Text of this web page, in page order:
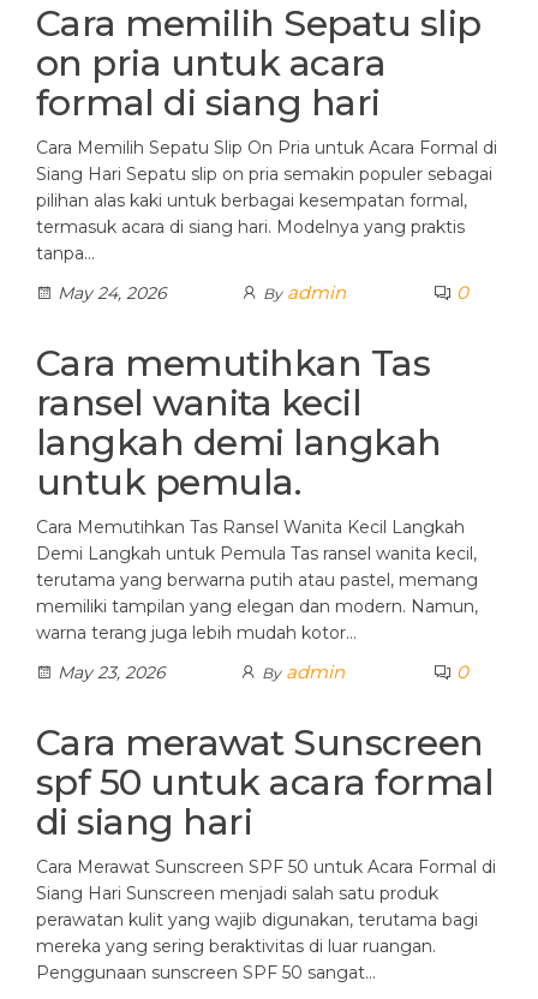
Cara memilih Sepatu slip
on pria untuk acara
formal di siang hari
Cara Memilih Sepatu Slip On Pria untuk Acara Formal di
Siang Hari Sepatu slip on pria semakin populer sebagai
pilihan alas kaki untuk berbagai kesempatan formal,
termasuk acara di siang hari. Modelnya yang praktis
tanpa…
May 24, 2026
By admin 0
Cara memutihkan Tas
ransel wanita kecil
langkah demi langkah
untuk pemula.
Cara Memutihkan Tas Ransel Wanita Kecil Langkah
Demi Langkah untuk Pemula Tas ransel wanita kecil,
terutama yang berwarna putih atau pastel, memang
memiliki tampilan yang elegan dan modern. Namun,
warna terang juga lebih mudah kotor…
May 23, 2026
By admin 0
Cara merawat Sunscreen
spf 50 untuk acara formal
di siang hari
Cara Merawat Sunscreen SPF 50 untuk Acara Formal di
Siang Hari Sunscreen menjadi salah satu produk
perawatan kulit yang wajib digunakan, terutama bagi
mereka yang sering beraktivitas di luar ruangan.
Penggunaan sunscreen SPF 50 sangat…